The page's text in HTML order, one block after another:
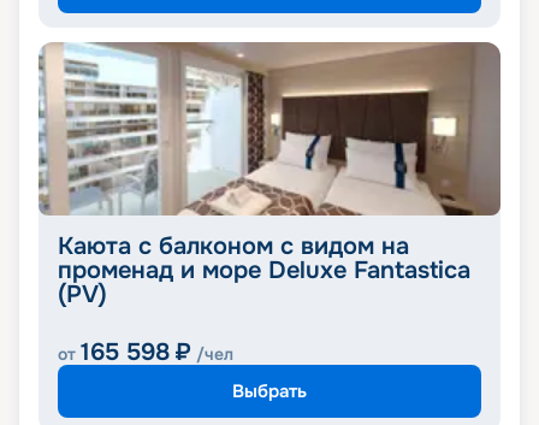
Каюта с балконом с видом на
променад и море Deluxe Fantastica
(PV)
от 165 598 ₽ /чел
Выбрать